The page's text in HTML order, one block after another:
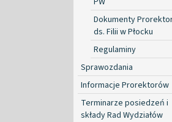
Dokumenty
ds. Filii w Płocku
Regulaminy
Sprawozdania
Informacje Prorektorów
Terminarze posiedzeń i
składy Rad Wydziałów